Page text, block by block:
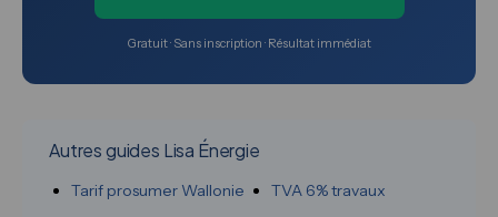
Gratuit · Sans inscription · Résultat immédiat
Autres guides Lisa Énergie
Tarif prosumer Wallonie
TVA 6% travaux